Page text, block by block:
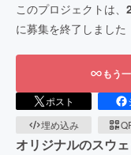
このプロジェクトは、
に募集を終了しました
もう
ポスト
埋め込み
オリジナルのスウ